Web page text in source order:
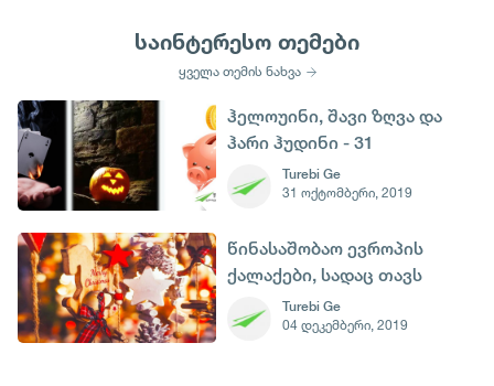
საინტერესო თემები
ყველა თემის ნახვა
ჰელოუინი, შავი ზღვა და
ჰარი ჰუდინი - 31
ოქტომბერი
Turebi Ge
31 ოქტომბერი, 2019
წინასაშობაო ევროპის
ქალაქები, სადაც თავს
ზღაპარში იგრძნობთ
Turebi Ge
04 დეკემბერი, 2019